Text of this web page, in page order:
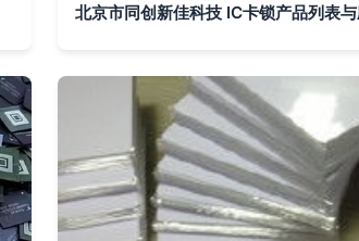
北京市同创新佳科技 IC卡锁产品列表